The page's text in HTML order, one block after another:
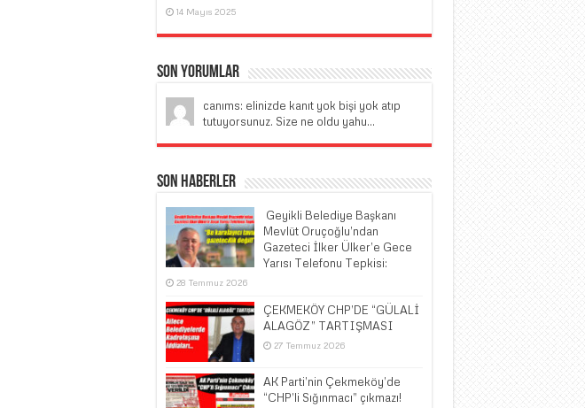
14 Mayıs 2025
Son Yorumlar
canıms: elinizde kanıt yok bişi yok atıp
tutuyorsunuz. Size ne oldu yahu...
Son Haberler
​ Geyikli Belediye Başkanı
Mevlüt Oruçoğlu’ndan
Gazeteci İlker Ülker’e Gece
Yarısı Telefonu Tepkisi:
28 Temmuz 2026
ÇEKMEKÖY CHP’DE “GÜLALİ
ALAGÖZ” TARTIŞMASI
27 Temmuz 2026
AK Parti’nin Çekmeköy’de
“CHP’li Sığınmacı” çıkmazı!